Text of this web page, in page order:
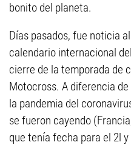
bonito del planeta.
Días pasados, fue noticia
calendario internacional
cierre de la temporada de
Motocross. A diferencia
la pandemia del
se fueron cayendo
que tenía fecha para el 2l